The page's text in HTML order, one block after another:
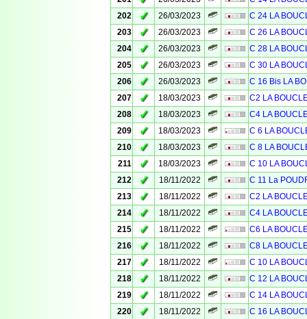
202
✓ 26/03/2023
C 24 LA
203
✓ 26/03/2023
C 26 LA
204
✓ 26/03/2023
C 28 LA
205
✓ 26/03/2023
C 30 LA
206
✓ 26/03/2023
C 16 Bis LA
207
✓ 18/03/2023
C2 LA
208
✓ 18/03/2023
C4 LA
209
✓ 18/03/2023
C 6 LA
210
✓ 18/03/2023
C 8 LA
211
✓ 18/03/2023
C 10 LA
212
✓ 18/11/2022
C 11 La
213
✓ 18/11/2022
C2 LA
214
✓ 18/11/2022
C4 LA
215
✓ 18/11/2022
C6 LA
216
✓ 18/11/2022
C8 LA
217
✓ 18/11/2022
C 10 LA
218
✓ 18/11/2022
C 12 LA
219
✓ 18/11/2022
C 14 LA
220
✓ 18/11/2022
C 16 LA